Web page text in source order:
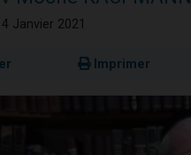
Janvier 2021
Imprimer